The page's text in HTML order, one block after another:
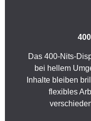
Das 400-Nits-
bei hellem
Inhalte bleiben
flexibles